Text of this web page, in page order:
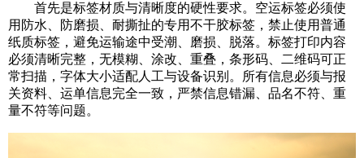
首先是标签材质与清晰度的硬性要求。空运标签必须使
用防水、防磨损、耐撕扯的专用不干胶标签，禁止使用普通
纸质标签，避免运输途中受潮、磨损、脱落。标签打印内容
必须清晰完整，无模糊、涂改、重叠，条形码、二维码可正
常扫描，字体大小适配人工与设备识别。所有信息必须与报
关资料、运单信息完全一致，严禁信息错漏、品名不符、重
量不符等问题。